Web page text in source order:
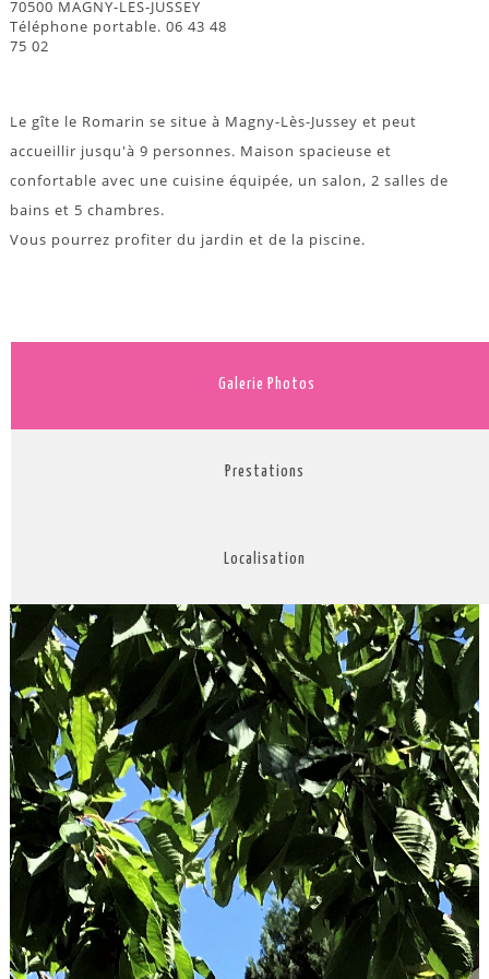
70500 MAGNY-LES-JUSSEY
Téléphone portable. 06 43 48
75 02
Le gîte le Romarin se situe à Magny-Lès-Jussey et peut
accueillir jusqu'à 9 personnes. Maison spacieuse et
confortable avec une cuisine équipée, un salon, 2 salles de
bains et 5 chambres.
Vous pourrez profiter du jardin et de la piscine.
Galerie Photos
Prestations
Localisation